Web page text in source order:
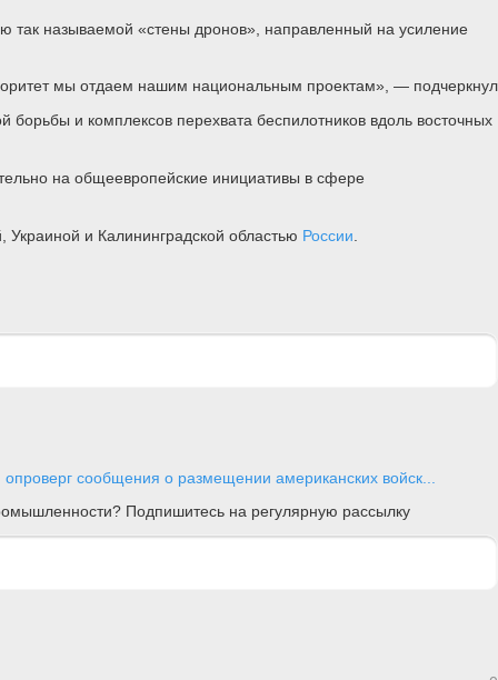
называемой «стены дронов», направленный на усиление
мы отдаем нашим национальным проектам», —
и комплексов перехвата беспилотников вдоль восточных
на общеевропейские инициативы в сфере
и Калининградской областью России
сообщения о размещении американских войск...
Подпишитесь на регулярную рассылку